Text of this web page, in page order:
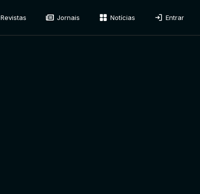
Revistas Jornais Notícias Entrar